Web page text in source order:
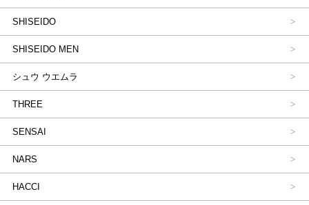
SHISEIDO
SHISEIDO MEN
シュウ ウエムラ
THREE
SENSAI
NARS
HACCI